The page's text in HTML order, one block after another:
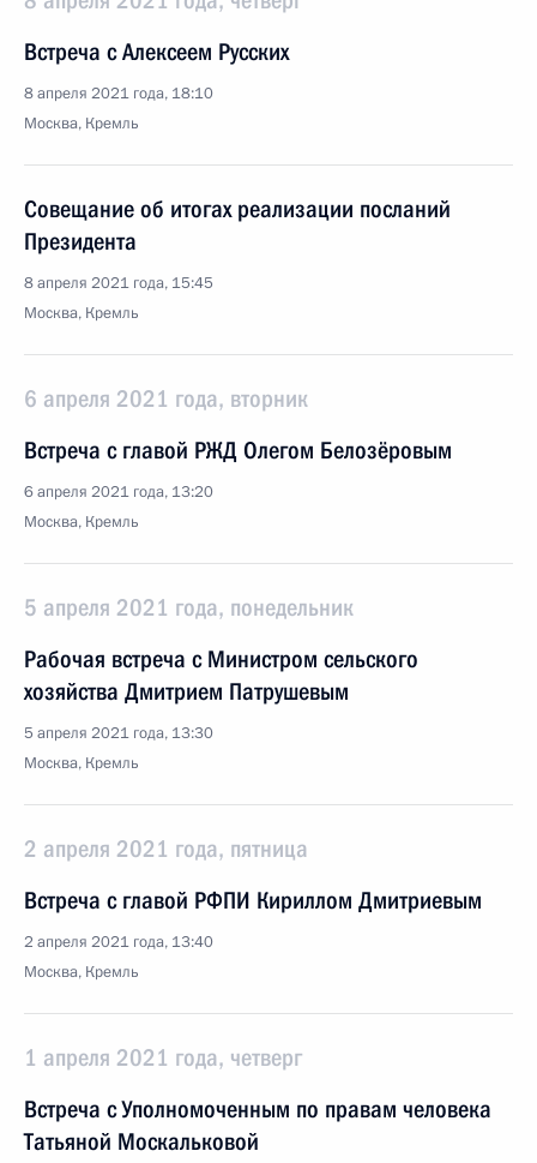
Встреча с Алексеем Русских
8 апреля 2021 года, 18:10
Москва, Кремль
Совещание об итогах реализации посланий
Президента
8 апреля 2021 года, 15:45
Москва, Кремль
6 апреля 2021 года, вторник
Встреча с главой РЖД Олегом Белозёровым
6 апреля 2021 года, 13:20
Москва, Кремль
5 апреля 2021 года, понедельник
Рабочая встреча с Министром сельского
хозяйства Дмитрием Патрушевым
5 апреля 2021 года, 13:30
Москва, Кремль
2 апреля 2021 года, пятница
Встреча с главой РФПИ Кириллом Дмитриевым
2 апреля 2021 года, 13:40
Москва, Кремль
1 апреля 2021 года, четверг
Встреча с Уполномоченным по правам человека
Татьяной Москальковой